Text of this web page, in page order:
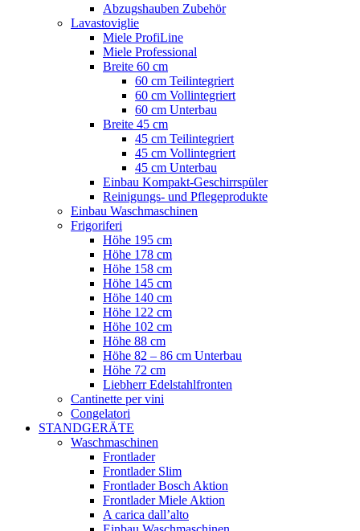
Abzugshauben Zubehör
Lavastoviglie
Miele ProfiLine
Miele Professional
Breite 60 cm
60 cm Teilintegriert
60 cm Vollintegriert
60 cm Unterbau
Breite 45 cm
45 cm Teilintegriert
45 cm Vollintegriert
45 cm Unterbau
Einbau Kompakt-Geschirrspüler
Reinigungs- und Pflegeprodukte
Einbau Waschmaschinen
Frigoriferi
Höhe 195 cm
Höhe 178 cm
Höhe 158 cm
Höhe 145 cm
Höhe 140 cm
Höhe 122 cm
Höhe 102 cm
Höhe 88 cm
Höhe 82 – 86 cm Unterbau
Höhe 72 cm
Liebherr Edelstahlfronten
Cantinette per vini
Congelatori
STANDGERÄTE
Waschmaschinen
Frontlader
Frontlader Slim
Frontlader Bosch Aktion
Frontlader Miele Aktion
A carica dall’alto